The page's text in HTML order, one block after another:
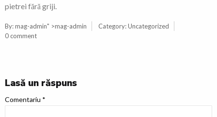
pietrei fără griji.
By:mag-admin" >mag-admin Category:Uncategorized
0 comment
Lasă un răspuns
Comentariu *